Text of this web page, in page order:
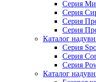
Серия
Серия
Серия
Серия
Каталог
Серия
Серия
Серия
Каталог